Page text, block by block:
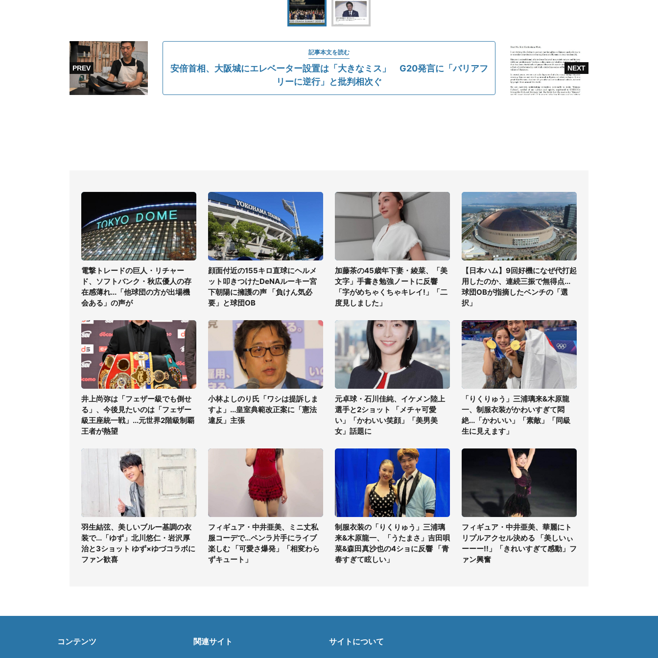
記事本文を読む
安倍首相、大阪城にエレベーター設置は「大きなミス」 G20発言に「バリアフ
リーに逆行」と批判相次ぐ
電撃トレードの巨人・リチャー
ド、ソフトバンク・秋広優人の存
在感薄れ...「他球団の方が出場機
会ある」の声が
顔面付近の155キロ直球にヘルメ
ット叩きつけたDeNAルーキー宮
下朝陽に擁護の声 「負けん気必
要」と球団OB
加藤茶の45歳年下妻・綾菜、「美
文字」手書き勉強ノートに反響
「字がめちゃくちゃキレイ!」「二
度見しました」
【日本ハム】9回好機になぜ代打起
用したのか、連続三振で無得点...
球団OBが指摘したベンチの「選
択」
井上尚弥は「フェザー級でも倒せ
る」、今後見たいのは「フェザー
級王座統一戦」...元世界2階級制覇
王者が熱望
小林よしのり氏「ワシは提訴しま
すよ」...皇室典範改正案に「憲法
違反」主張
元卓球・石川佳純、イケメン陸上
選手と2ショット 「メチャ可愛
い」「かわいい笑顔」「美男美
女」話題に
「りくりゅう」三浦璃来&木原龍
一、制服衣装がかわいすぎて悶
絶...「かわいい」「素敵」「同級
生に見えます」
羽生結弦、美しいブルー基調の衣
装で...「ゆず」北川悠仁・岩沢厚
治と3ショット ゆず×ゆづコラボに
ファン歓喜
フィギュア・中井亜美、ミニ丈私
服コーデで...ペンラ片手にライブ
楽しむ 「可愛さ爆発」「相変わら
ずキュート」
制服衣装の「りくりゅう」三浦璃
来&木原龍一、「うたまさ」吉田唄
菜&森田真沙也の4ショに反響 「青
春すぎて眩しい」
フィギュア・中井亜美、華麗にト
リプルアクセル決める 「美しいぃ
ーーー!!」「きれいすぎて感動」フ
ァン興奮
コンテンツ 関連サイト サイトについて